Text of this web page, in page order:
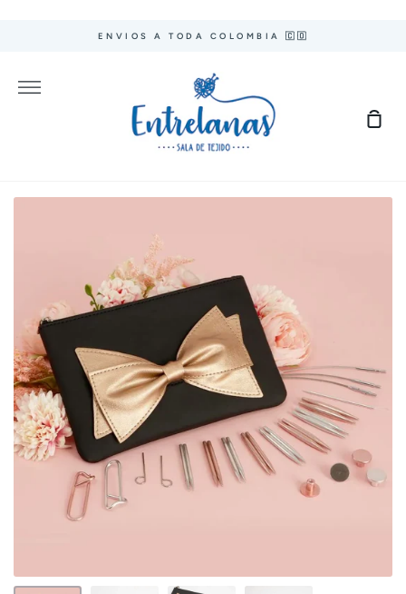
ENVIOS A TODA COLOMBIA 🇨🇴
Más